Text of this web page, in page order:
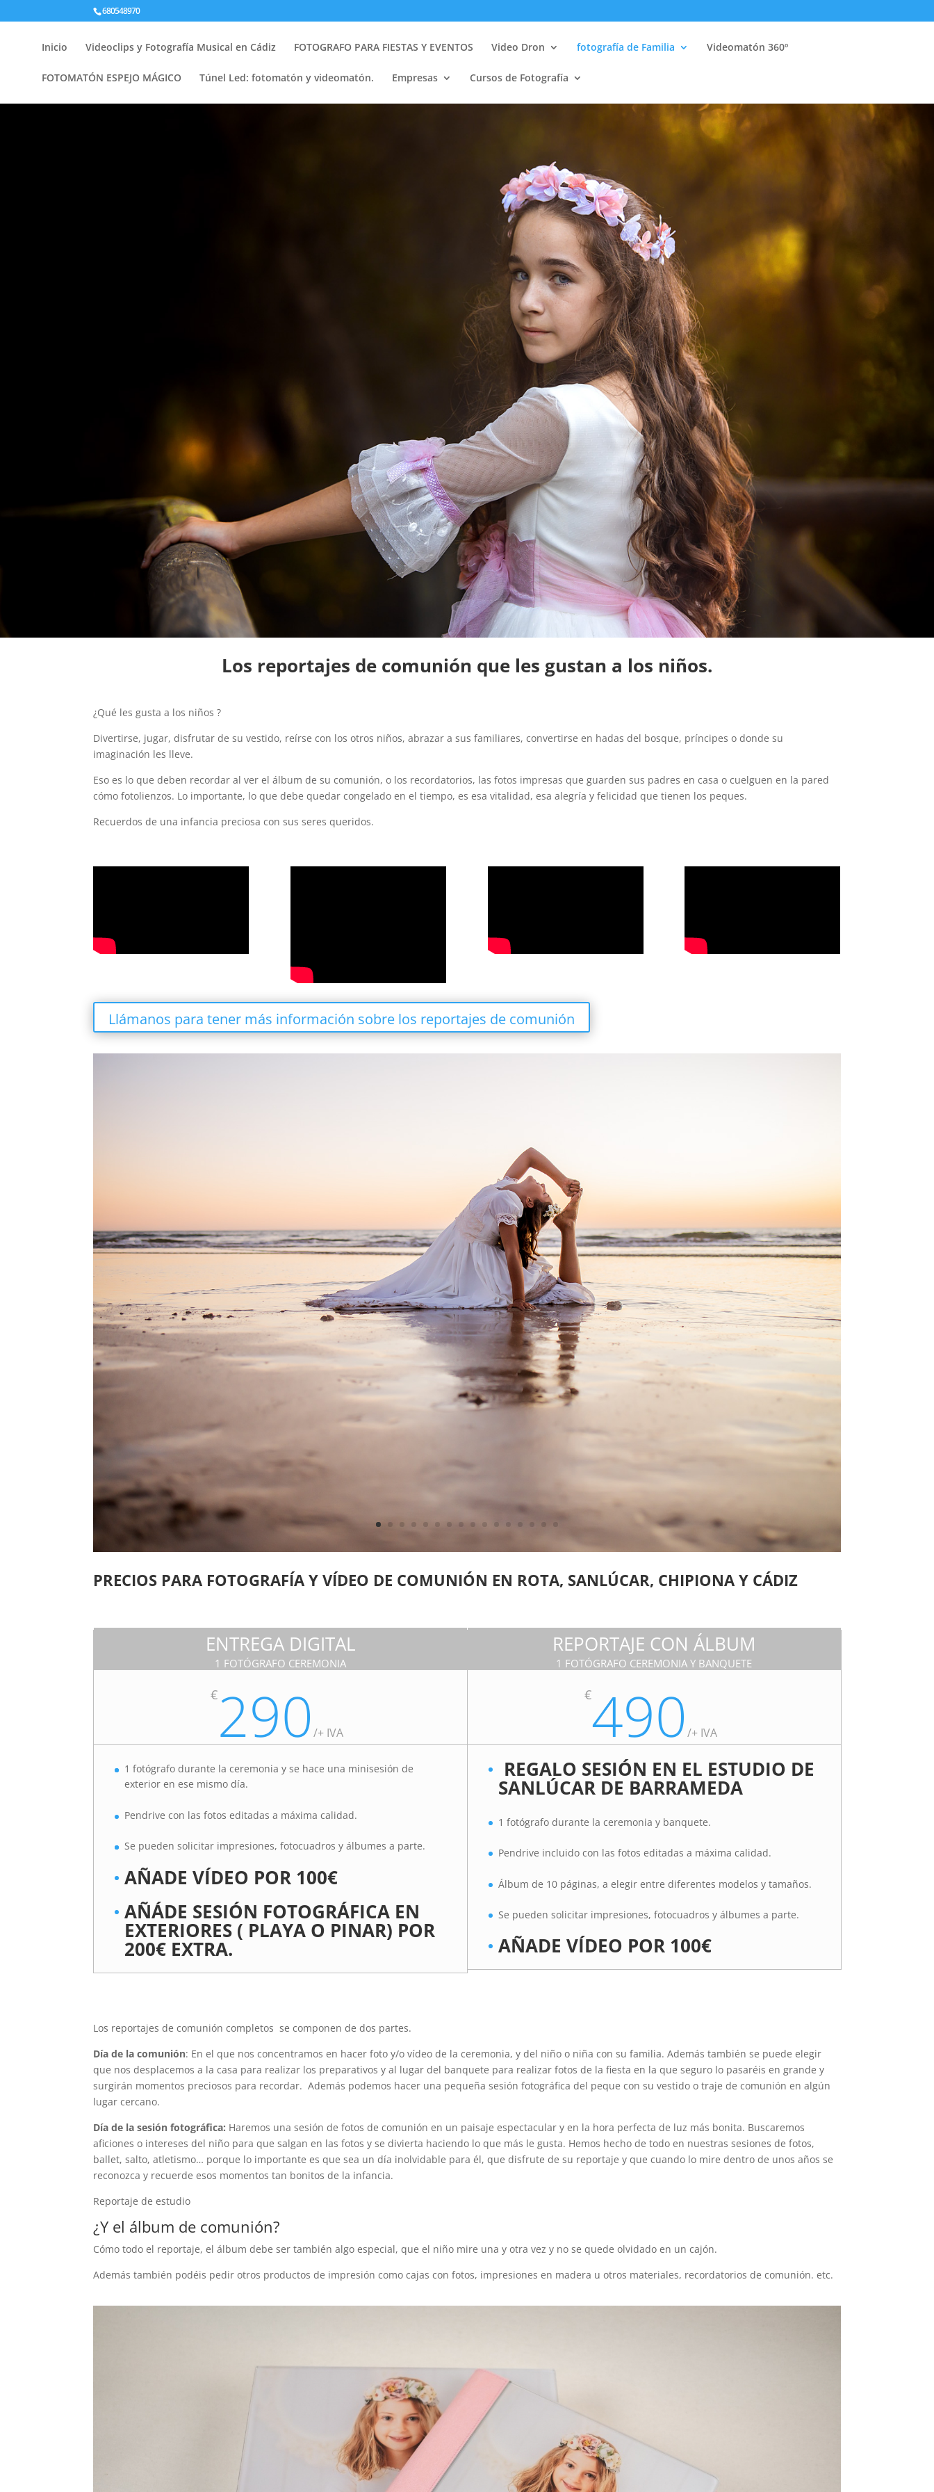
680548970
Inicio Videoclips y Fotografía Musical en Cádiz FOTOGRAFO PARA FIESTAS Y EVENTOS Video Dron fotografía de Familia Videomatón 360º
FOTOMATÓN ESPEJO MÁGICO Túnel Led: fotomatón y videomatón. Empresas Cursos de Fotografía
Los reportajes de comunión que les gustan a los niños.
¿Qué les gusta a los niños ?
Divertirse, jugar, disfrutar de su vestido, reírse con los otros niños, abrazar a sus familiares, convertirse en hadas del bosque, príncipes o donde su
imaginación les lleve.
Eso es lo que deben recordar al ver el álbum de su comunión, o los recordatorios, las fotos impresas que guarden sus padres en casa o cuelguen en la pared
cómo fotolienzos. Lo importante, lo que debe quedar congelado en el tiempo, es esa vitalidad, esa alegría y felicidad que tienen los peques.
Recuerdos de una infancia preciosa con sus seres queridos.
Llámanos para tener más información sobre los reportajes de comunión
PRECIOS PARA FOTOGRAFÍA Y VÍDEO DE COMUNIÓN EN ROTA, SANLÚCAR, CHIPIONA Y CÁDIZ
ENTREGA DIGITAL
1 FOTÓGRAFO CEREMONIA
€290/+ IVA
1 fotógrafo durante la ceremonia y se hace una minisesión de
exterior en ese mismo día.
Pendrive con las fotos editadas a máxima calidad.
Se pueden solicitar impresiones, fotocuadros y álbumes a parte.
AÑADE VÍDEO POR 100€
AÑÁDE SESIÓN FOTOGRÁFICA EN
EXTERIORES ( PLAYA O PINAR) POR
200€ EXTRA.
REPORTAJE CON ÁLBUM
1 FOTÓGRAFO CEREMONIA Y BANQUETE
€490 /+ IVA
REGALO SESIÓN EN EL ESTUDIO DE
SANLÚCAR DE BARRAMEDA
1 fotógrafo durante la ceremonia y banquete.
Pendrive incluido con las fotos editadas a máxima calidad.
Álbum de 10 páginas, a elegir entre diferentes modelos y tamaños.
Se pueden solicitar impresiones, fotocuadros y álbumes a parte.
AÑADE VÍDEO POR 100€
Los reportajes de comunión completos se componen de dos partes.
Día de la comunión: En el que nos concentramos en hacer foto y/o vídeo de la ceremonia, y del niño o niña con su familia. Además también se puede elegir
que nos desplacemos a la casa para realizar los preparativos y al lugar del banquete para realizar fotos de la fiesta en la que seguro lo pasaréis en grande y
surgirán momentos preciosos para recordar. Además podemos hacer una pequeña sesión fotográfica del peque con su vestido o traje de comunión en algún
lugar cercano.
Día de la sesión fotográfica: Haremos una sesión de fotos de comunión en un paisaje espectacular y en la hora perfecta de luz más bonita. Buscaremos
aficiones o intereses del niño para que salgan en las fotos y se divierta haciendo lo que más le gusta. Hemos hecho de todo en nuestras sesiones de fotos,
ballet, salto, atletismo… porque lo importante es que sea un día inolvidable para él, que disfrute de su reportaje y que cuando lo mire dentro de unos años se
reconozca y recuerde esos momentos tan bonitos de la infancia.
Reportaje de estudio
¿Y el álbum de comunión?
Cómo todo el reportaje, el álbum debe ser también algo especial, que el niño mire una y otra vez y no se quede olvidado en un cajón.
Además también podéis pedir otros productos de impresión como cajas con fotos, impresiones en madera u otros materiales, recordatorios de comunión. etc.